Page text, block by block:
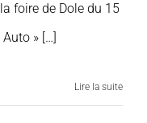
foire de Dole du 15
» […]
Lire la suite